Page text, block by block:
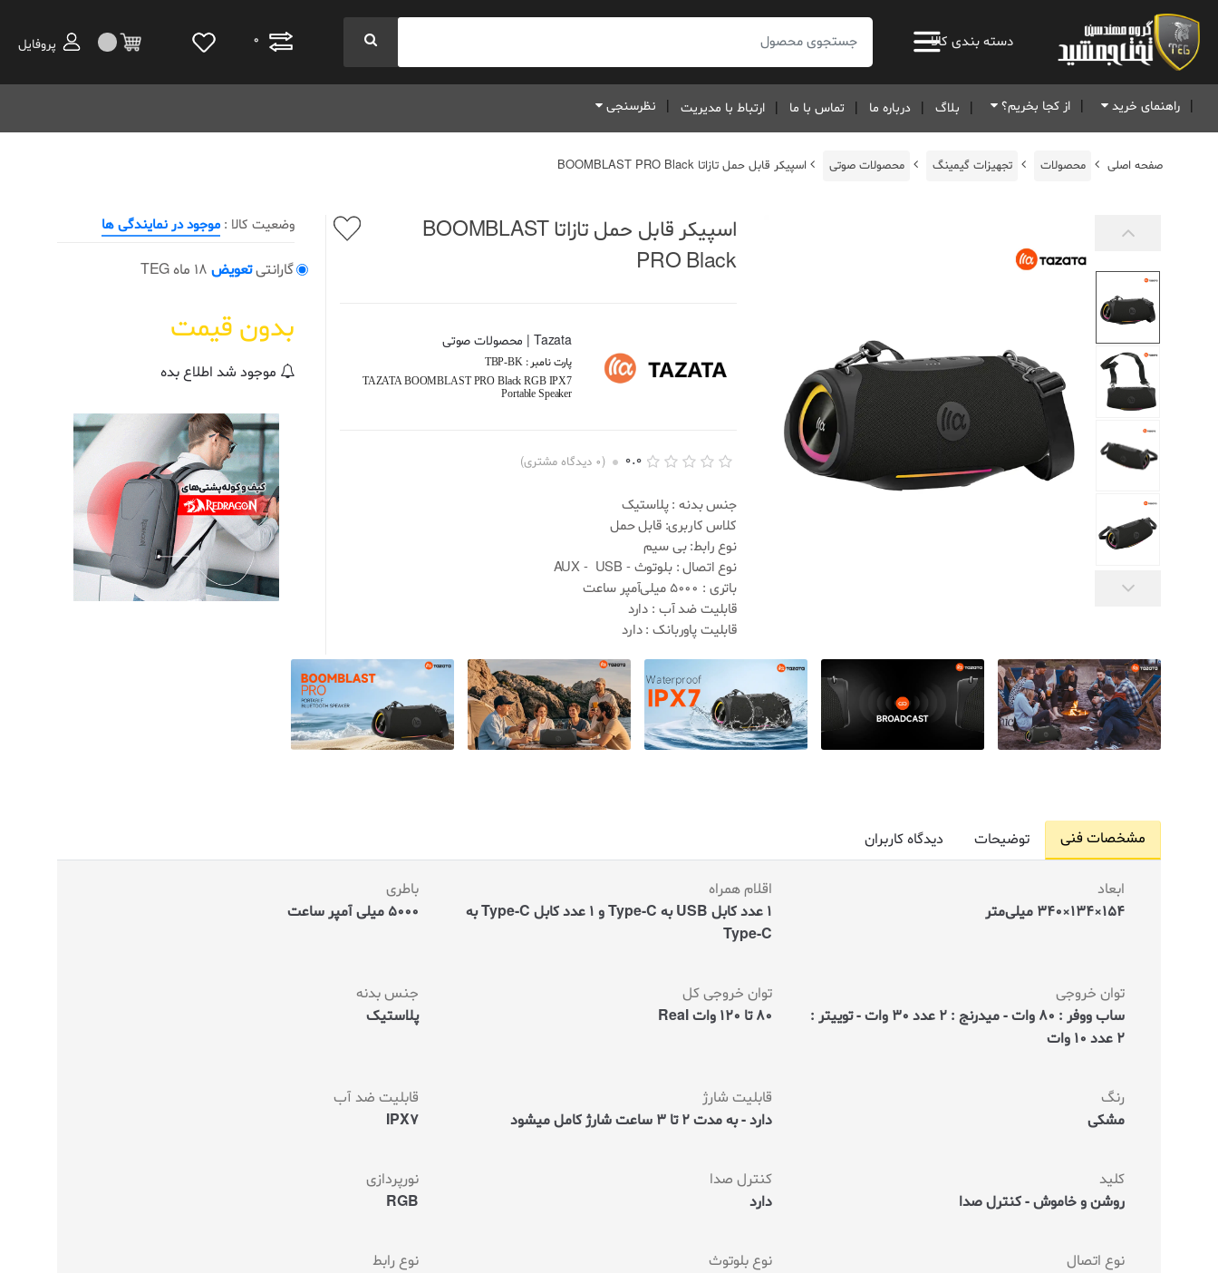
دسته بندی کالا
جستجو:
0 پروفایل
راهنمای خرید از کجا بخریم؟ بلاگ درباره ما تماس با ما ارتباط با مدیریت نظرسنجی
صفحه اصلی محصولات تجهیزات گیمینگ محصولات صوتی اسپیکر قابل حمل تازاتا BOOMBLAST PRO Black
اسپیکر قابل حمل تازاتا BOOMBLAST
PRO Black
Tazata | محصولات صوتی
پارت نامبر :TBP-BK
TAZATA BOOMBLAST PRO Black RGB IPX7
Portable Speaker
ت
ی
ا
ز
د
ه
ی
0
.
0
ز
5
ب
ر
ا
ا
م
ش
ت
ر
ی
0.0
(
0 دیدگاه مشتری)
جنس بدنه : پلاستیک
کلاس کاربری: قابل حمل
نوع رابط: بی سیم
نوع اتصال : بلوتوث - AUX - USB
باتری : 5000 میلی‌آمپر ساعت
قابلیت ضد آب : دارد
قابلیت پاوربانک : دارد
وضعیت کالا : موجود در نمایندگی ها
گارانتیتعویض18 ماه TEG
بدون قیمت
موجود شد اطلاع بده
مشخصات فنی توضیحات دیدگاه کاربران
ابعاد
154×134×340 میلی‌متر
اقلام همراه
1 عدد کابل USB به Type-C و 1 عدد کابل Type-C به
Type-C
باطری
5000 میلی‌ آمپر ساعت
توان خروجی
ساب ووفر : 80 وات - میدرنج : 2 عدد 30 وات - توییتر :
2 عدد 10 وات
توان خروجی کل
80 تا 120 وات Real
جنس بدنه
پلاستیک
رنگ
مشکی
قابلیت شارژ
دارد - به مدت 2 تا 3 ساعت شارژ کامل میشود
قابلیت ضد آب
IPX7
کلید
روشن و خاموش - کنترل صدا
کنترل صدا
دارد
نورپردازی
RGB
نوع اتصال
نوع بلوتوث
نوع رابط